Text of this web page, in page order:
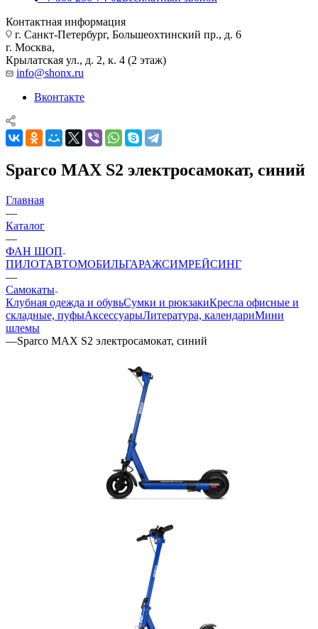
Контактная информация
г. Санкт-Петербург, Большеохтинский пр., д. 6
г. Москва,
Крылатская ул., д. 2, к. 4 (2 этаж)
info@shonx.ru
Вконтакте
Sparco MAX S2 электросамокат, синий
Главная
—
Каталог
—
ФАН ШОП
ПИЛОТАВТОМОБИЛЬГАРАЖСИМРЕЙСИНГ
—
Самокаты
Клубная одежда и обувьСумки и рюкзакиКресла офисные и
складные, пуфыАксессуарыЛитература, календариМини
шлемы
—Sparco MAX S2 электросамокат, синий